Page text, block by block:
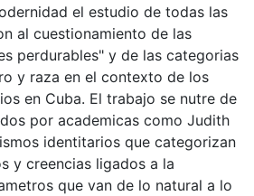
el estudio de todas las
al cuestionamiento de las
perdurables" y de las categorias
y raza en el contexto de los
en Cuba. El trabajo se nutre de
por academicas como Judith
identitarios que categorizan
y creencias ligados a la
que van de lo natural a lo